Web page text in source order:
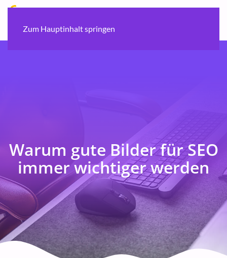
Zum Hauptinhalt springen
Warum gute Bilder für SEO
immer wichtiger werden